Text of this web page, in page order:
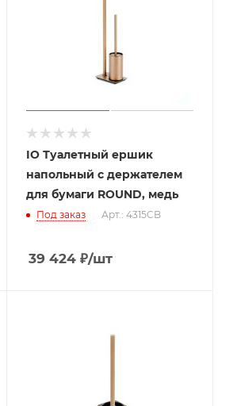
IO Туалетный ершик
напольный с держателем
для бумаги ROUND, медь
Под заказ Арт.: 4315CB
39 424 ₽/шт